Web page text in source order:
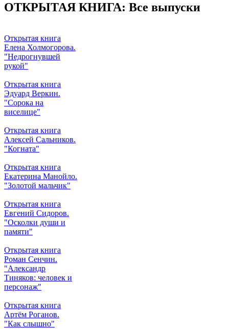
ОТКРЫТАЯ КНИГА: Все выпуски
Открытая книга
Елена Холмогорова.
"Недрогнувшей
рукой"
Открытая книга
Эдуард Веркин.
"Сорока на
виселице"
Открытая книга
Алексей Сальников.
"Когната"
Открытая книга
Екатерина Манойло.
"Золотой мальчик"
Открытая книга
Евгений Сидоров.
"Осколки души и
памяти"
Открытая книга
Роман Сенчин.
"Александр
Тиняков: человек и
персонаж"
Открытая книга
Артём Роганов.
"Как слышно"